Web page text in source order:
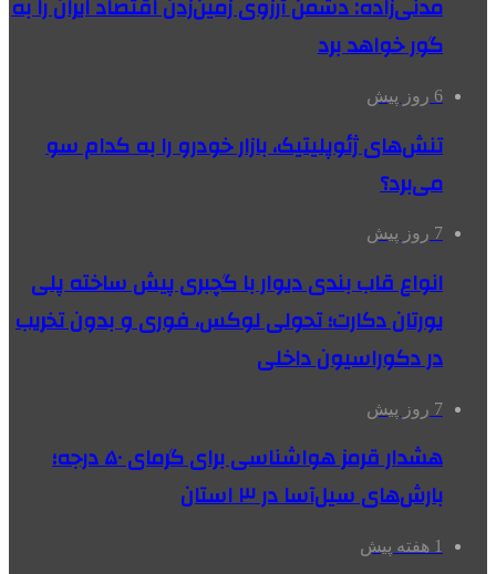
مدنی‌زاده: دشمن آرزوی زمین‌زدن اقتصاد ایران را به
گور خواهد برد
6 روز پیش
تنش‌های ژئوپلیتیک، بازار خودرو را به کدام سو
می‌برد؟
7 روز پیش
انواع قاب بندی دیوار با گچبری پیش ساخته پلی
یورتان دکارت؛ تحولی لوکس، فوری و بدون تخریب
در دکوراسیون داخلی
7 روز پیش
هشدار قرمز هواشناسی برای گرمای ۵۰ درجه؛
بارش‌های سیل‌آسا در ۳ استان
1 هفته پیش